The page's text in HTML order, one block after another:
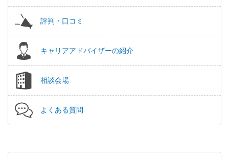
評判・口コミ
キャリアアドバイザーの紹介
相談会場
よくある質問